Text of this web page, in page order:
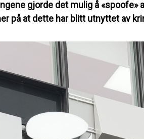
gjorde det mulig å «spoofe»
på at dette har blitt utnyttet av